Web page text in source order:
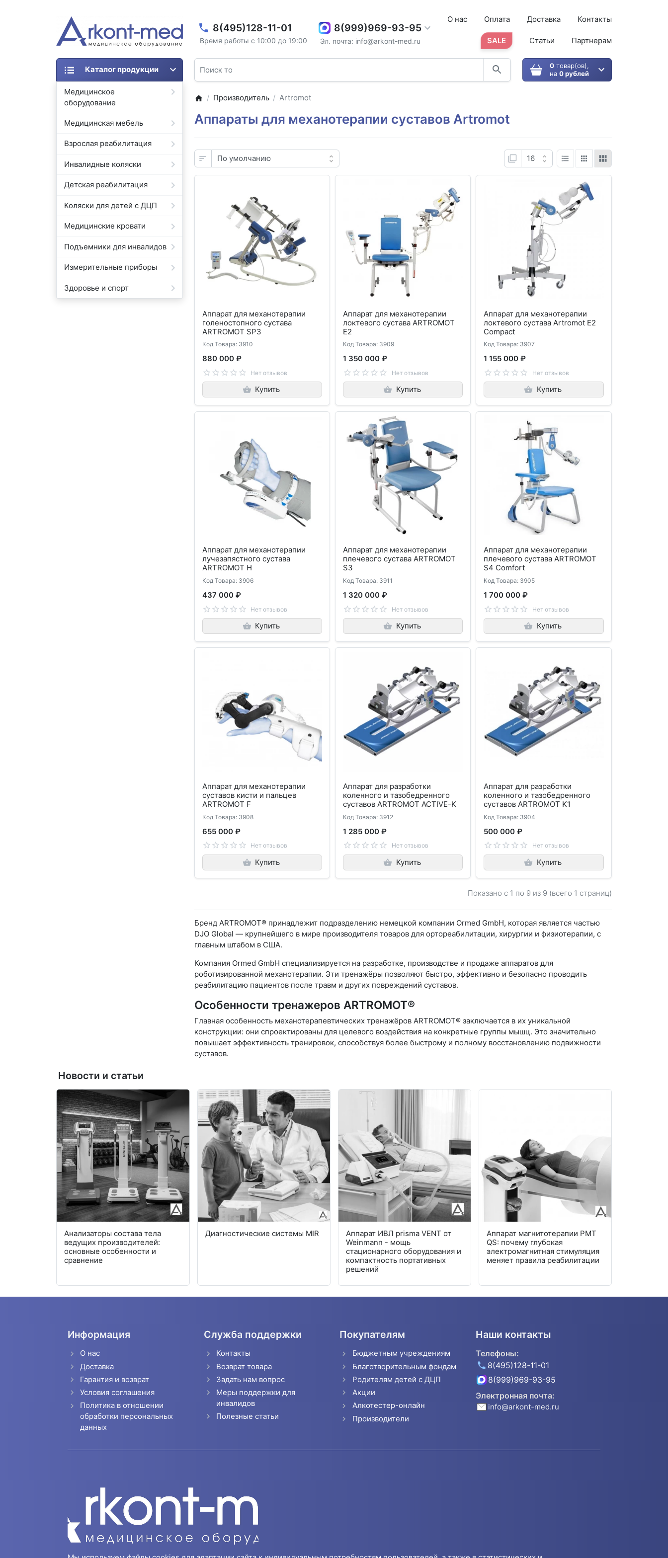
8(495)128-11-01
Время работы с 10:00 до 19:00
8(999)969-93-95
Эл. почта: info@arkont-med.ru
О нас Оплата Доставка Контакты
SALE Статьи Партнерам
0товар(ов),
на 0 рублей
Каталог продукции
Медицинское
оборудование
Медицинская мебель
Взрослая реабилитация
Инвалидные коляски
Детская реабилитация
Коляски для детей с ДЦП
Медицинские кровати
Подъемники для инвалидов
Измерительные приборы
Здоровье и спорт
Производитель Artromot
Аппараты для механотерапии суставов Artromot
Аппарат для механотерапии
голеностопного сустава
ARTROMOT SP3
Код Товара: 3910
880 000 ₽
Нет отзывов
Купить
Аппарат для механотерапии
локтевого сустава ARTROMOT
E2
Код Товара: 3909
1 350 000 ₽
Нет отзывов
Купить
Аппарат для механотерапии
локтевого сустава Artromot E2
Compact
Код Товара: 3907
1 155 000 ₽
Нет отзывов
Купить
Аппарат для механотерапии
лучезапястного сустава
ARTROMOT H
Код Товара: 3906
437 000 ₽
Нет отзывов
Купить
Аппарат для механотерапии
плечевого сустава ARTROMOT
S3
Код Товара: 3911
1 320 000 ₽
Нет отзывов
Купить
Аппарат для механотерапии
плечевого сустава ARTROMOT
S4 Comfort
Код Товара: 3905
1 700 000 ₽
Нет отзывов
Купить
Аппарат для механотерапии
суставов кисти и пальцев
ARTROMOT F
Код Товара: 3908
655 000 ₽
Нет отзывов
Купить
Аппарат для разработки
коленного и тазобедренного
суставов ARTROMOT ACTIVE-K
Код Товара: 3912
1 285 000 ₽
Нет отзывов
Купить
Аппарат для разработки
коленного и тазобедренного
суставов ARTROMOT K1
Код Товара: 3904
500 000 ₽
Нет отзывов
Купить
Показано с 1 по 9 из 9 (всего 1 страниц)
Бренд ARTROMOT® принадлежит подразделению немецкой компании Ormed GmbH, которая является частью
DJO Global — крупнейшего в мире производителя товаров для ортореабилитации, хирургии и физиотерапии, с
главным штабом в США.
Компания Ormed GmbH специализируется на разработке, производстве и продаже аппаратов для
роботизированной механотерапии. Эти тренажёры позволяют быстро, эффективно и безопасно проводить
реабилитацию пациентов после травм и других повреждений суставов.
Особенности тренажеров ARTROMOT®
Главная особенность механотерапевтических тренажёров ARTROMOT® заключается в их уникальной
конструкции: они спроектированы для целевого воздействия на конкретные группы мышц. Это значительно
повышает эффективность тренировок, способствуя более быстрому и полному восстановлению подвижности
суставов.
Новости и статьи
Анализаторы состава тела
ведущих производителей:
основные особенности и
сравнение
Диагностические системы MIR
Аппарат ИВЛ prisma VENT от
Weinmann - мощь
стационарного оборудования и
компактность портативных
решений
Аппарат магнитотерапии PMT
QS: почему глубокая
электромагнитная стимуляция
меняет правила реабилитации
Информация
О нас
Доставка
Гарантия и возврат
Условия соглашения
Политика в отношении
обработки персональных
данных
Служба поддержки
Контакты
Возврат товара
Задать нам вопрос
Меры поддержки для
инвалидов
Полезные статьи
Покупателям
Бюджетным учреждениям
Благотворительным фондам
Родителям детей с ДЦП
Акции
Алкотестер-онлайн
Производители
Наши контакты
Телефоны:
8(495)128-11-01
8(999)969-93-95
Электронная почта:
info@arkont-med.ru